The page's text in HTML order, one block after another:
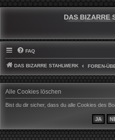
DAS BIZARRE
FAQ
DAS BIZARRE STAHLWERK FOREN-
Alle Cookies löschen
Bist du dir sicher, dass du alle Cookies des